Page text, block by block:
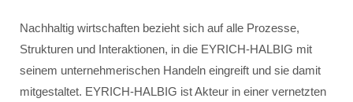
Nachhaltig wirtschaften bezieht sich auf alle Prozesse,
Strukturen und Interaktionen, in die EYRICH-HALBIG mit
seinem unternehmerischen Handeln eingreift und sie damit
mitgestaltet. EYRICH-HALBIG ist Akteur in einer vernetzten